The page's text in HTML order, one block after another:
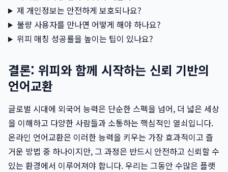
제 개인정보는 안전하게 보호되나요?
불량 사용자를 만나면 어떻게 해야 하나요?
위피 매칭 성공률을 높이는 팁이 있나요?
결론: 위피와 함께 시작하는 신뢰 기반의
언어교환
글로벌 시대에 외국어 능력은 단순한 스펙을 넘어, 더 넓은 세상
을 이해하고 다양한 사람들과 소통하는 핵심적인 열쇠입니다.
온라인 언어교환은 이러한 능력을 키우는 가장 효과적이고 즐
거운 방법 중 하나이지만, 그 과정은 반드시 안전하고 신뢰할 수
있는 환경에서 이루어져야 합니다. 우리는 그동안 수많은 플랫